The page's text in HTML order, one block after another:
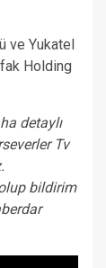
ve Yukatel
Holding
detaylı
Tv
bildirim